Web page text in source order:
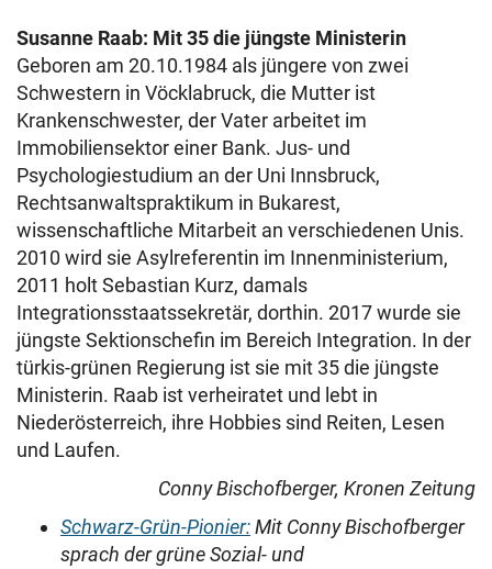
Susanne Raab: Mit 35 die jüngste Ministerin
Geboren am 20.10.1984 als jüngere von zwei
Schwestern in Vöcklabruck, die Mutter ist
Krankenschwester, der Vater arbeitet im
Immobiliensektor einer Bank. Jus- und
Psychologiestudium an der Uni Innsbruck,
Rechtsanwaltspraktikum in Bukarest,
wissenschaftliche Mitarbeit an verschiedenen Unis.
2010 wird sie Asylreferentin im Innenministerium,
2011 holt Sebastian Kurz, damals
Integrationsstaatssekretär, dorthin. 2017 wurde sie
jüngste Sektionschefin im Bereich Integration. In der
türkis-grünen Regierung ist sie mit 35 die jüngste
Ministerin. Raab ist verheiratet und lebt in
Niederösterreich, ihre Hobbies sind Reiten, Lesen
und Laufen.
Conny Bischofberger, Kronen Zeitung
Schwarz-Grün-Pionier:Mit Conny Bischofberger
sprach der grüne Sozial- und